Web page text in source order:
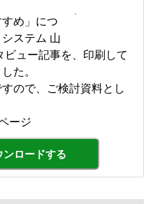
すめ」につ
ステム 山
ビュー記事を、印刷して
た。
ので、ご検討資料とし
ージ
ンロードする